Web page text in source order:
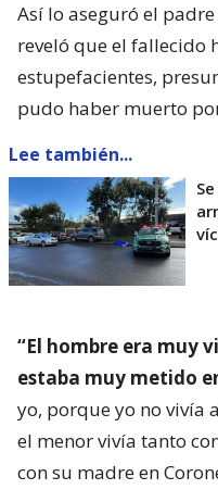
Así lo aseguró el
reveló que el fallecido
estupefacientes,
pudo haber muerto
Lee también...
“El hombre era muy
estaba muy metido
yo, porque yo no vivía
el menor vivía tanto
con su madre en